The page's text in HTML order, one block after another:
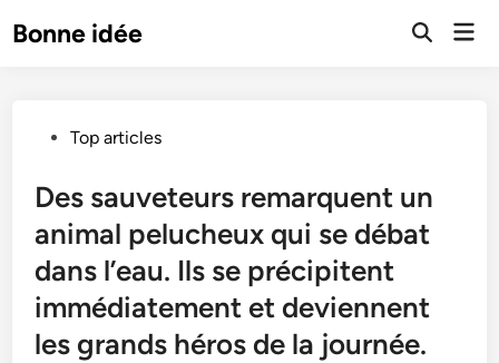
toBonne idée
Open
PostedTop articles
Des sauveteurs remarquent un
animal pelucheux qui se débat
dans l’eau. Ils se précipitent
immédiatement et deviennent
les grands héros de la journée.